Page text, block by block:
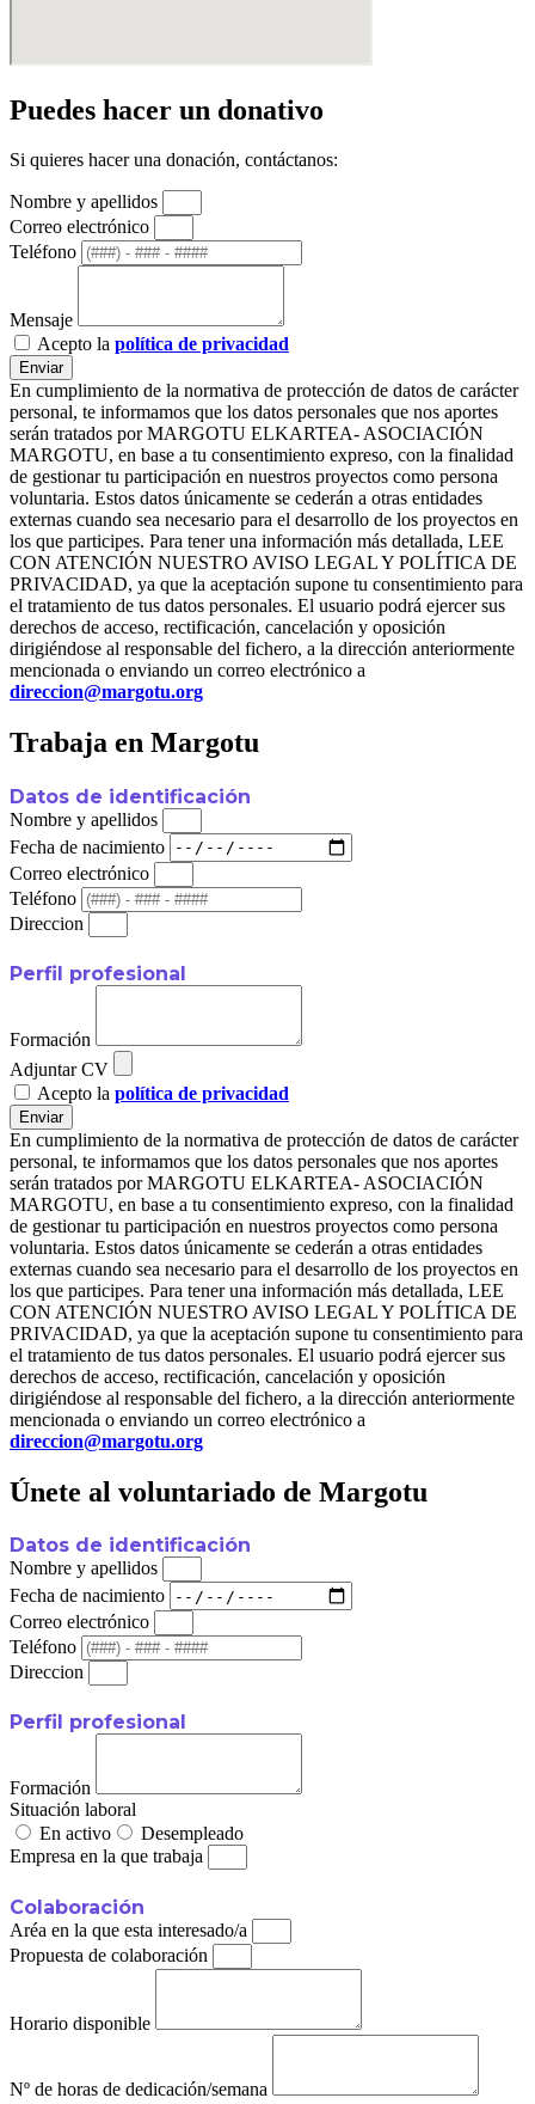
Puedes hacer un donativo
Si quieres hacer una donación, contáctanos:
Nombre y apellidos
Correo electrónico
Teléfono
Mensaje
Acepto la política de privacidad
Enviar
En cumplimiento de la normativa de protección de datos de carácter
personal, te informamos que los datos personales que nos aportes
serán tratados por MARGOTU ELKARTEA- ASOCIACIÓN
MARGOTU, en base a tu consentimiento expreso, con la finalidad
de gestionar tu participación en nuestros proyectos como persona
voluntaria. Estos datos únicamente se cederán a otras entidades
externas cuando sea necesario para el desarrollo de los proyectos en
los que participes. Para tener una información más detallada, LEE
CON ATENCIÓN NUESTRO AVISO LEGAL Y POLÍTICA DE
PRIVACIDAD, ya que la aceptación supone tu consentimiento para
el tratamiento de tus datos personales. El usuario podrá ejercer sus
derechos de acceso, rectificación, cancelación y oposición
dirigiéndose al responsable del fichero, a la dirección anteriormente
mencionada o enviando un correo electrónico a
direccion@margotu.org
Trabaja en Margotu
Datos de identificación
Nombre y apellidos
Fecha de nacimiento
Correo electrónico
Teléfono
Direccion
Perfil profesional
Formación
Adjuntar CV
Acepto la política de privacidad
Enviar
En cumplimiento de la normativa de protección de datos de carácter
personal, te informamos que los datos personales que nos aportes
serán tratados por MARGOTU ELKARTEA- ASOCIACIÓN
MARGOTU, en base a tu consentimiento expreso, con la finalidad
de gestionar tu participación en nuestros proyectos como persona
voluntaria. Estos datos únicamente se cederán a otras entidades
externas cuando sea necesario para el desarrollo de los proyectos en
los que participes. Para tener una información más detallada, LEE
CON ATENCIÓN NUESTRO AVISO LEGAL Y POLÍTICA DE
PRIVACIDAD, ya que la aceptación supone tu consentimiento para
el tratamiento de tus datos personales. El usuario podrá ejercer sus
derechos de acceso, rectificación, cancelación y oposición
dirigiéndose al responsable del fichero, a la dirección anteriormente
mencionada o enviando un correo electrónico a
direccion@margotu.org
Únete al voluntariado de Margotu
Datos de identificación
Nombre y apellidos
Fecha de nacimiento
Correo electrónico
Teléfono
Direccion
Perfil profesional
Formación
Situación laboral
En activo
Desempleado
Empresa en la que trabaja
Colaboración
Aréa en la que esta interesado/a
Propuesta de colaboración
Horario disponible
Nº de horas de dedicación/semana